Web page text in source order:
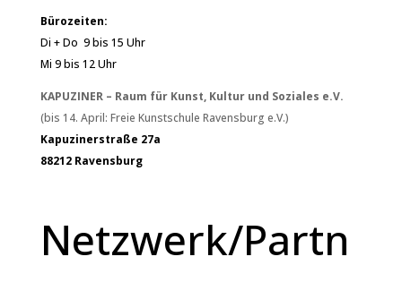
Bürozeiten:
Di + Do 9 bis 15 Uhr
Mi 9 bis 12 Uhr
KAPUZINER – Raum für Kunst, Kultur und Soziales e.V.
(bis 14. April: Freie Kunstschule Ravensburg e.V.)
Kapuzinerstraße 27a
88212 Ravensburg
Netzwerk/Partn